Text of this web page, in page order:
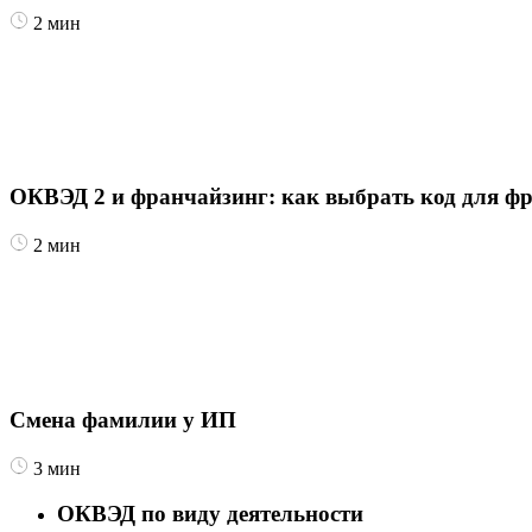
2 мин
ОКВЭД 2 и франчайзинг: как выбрать код для
2 мин
Смена фамилии у ИП
3 мин
ОКВЭД по виду деятельности